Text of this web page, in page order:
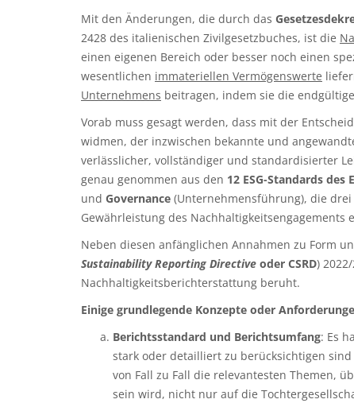
Mit den Änderungen, die durch das
2428 des italienischen Zivilgesetzbuches, ist die
einen eigenen Bereich oder besser noch einen
wesentlichen immateriellen Vermögenswerte
Unternehmens beitragen, indem sie die
Vorab muss gesagt werden, dass mit der
widmen, der inzwischen bekannte und
verlässlicher, vollständiger und standardisierter
genau genommen aus den 12 ESG-Standards des
und Governance (Unternehmensführung), die
Gewährleistung des
Neben diesen anfänglichen Annahmen zu Form
Sustainability Reporting Directive oder CSRD)
Nachhaltigkeitsberichterstattung beruht.
Einige grundlegende Konzepte oder
Berichtsstandard und Berichtsumfang: Es
stark oder detailliert zu berücksichtigen
von Fall zu Fall die relevantesten Themen,
sein wird, nicht nur auf die